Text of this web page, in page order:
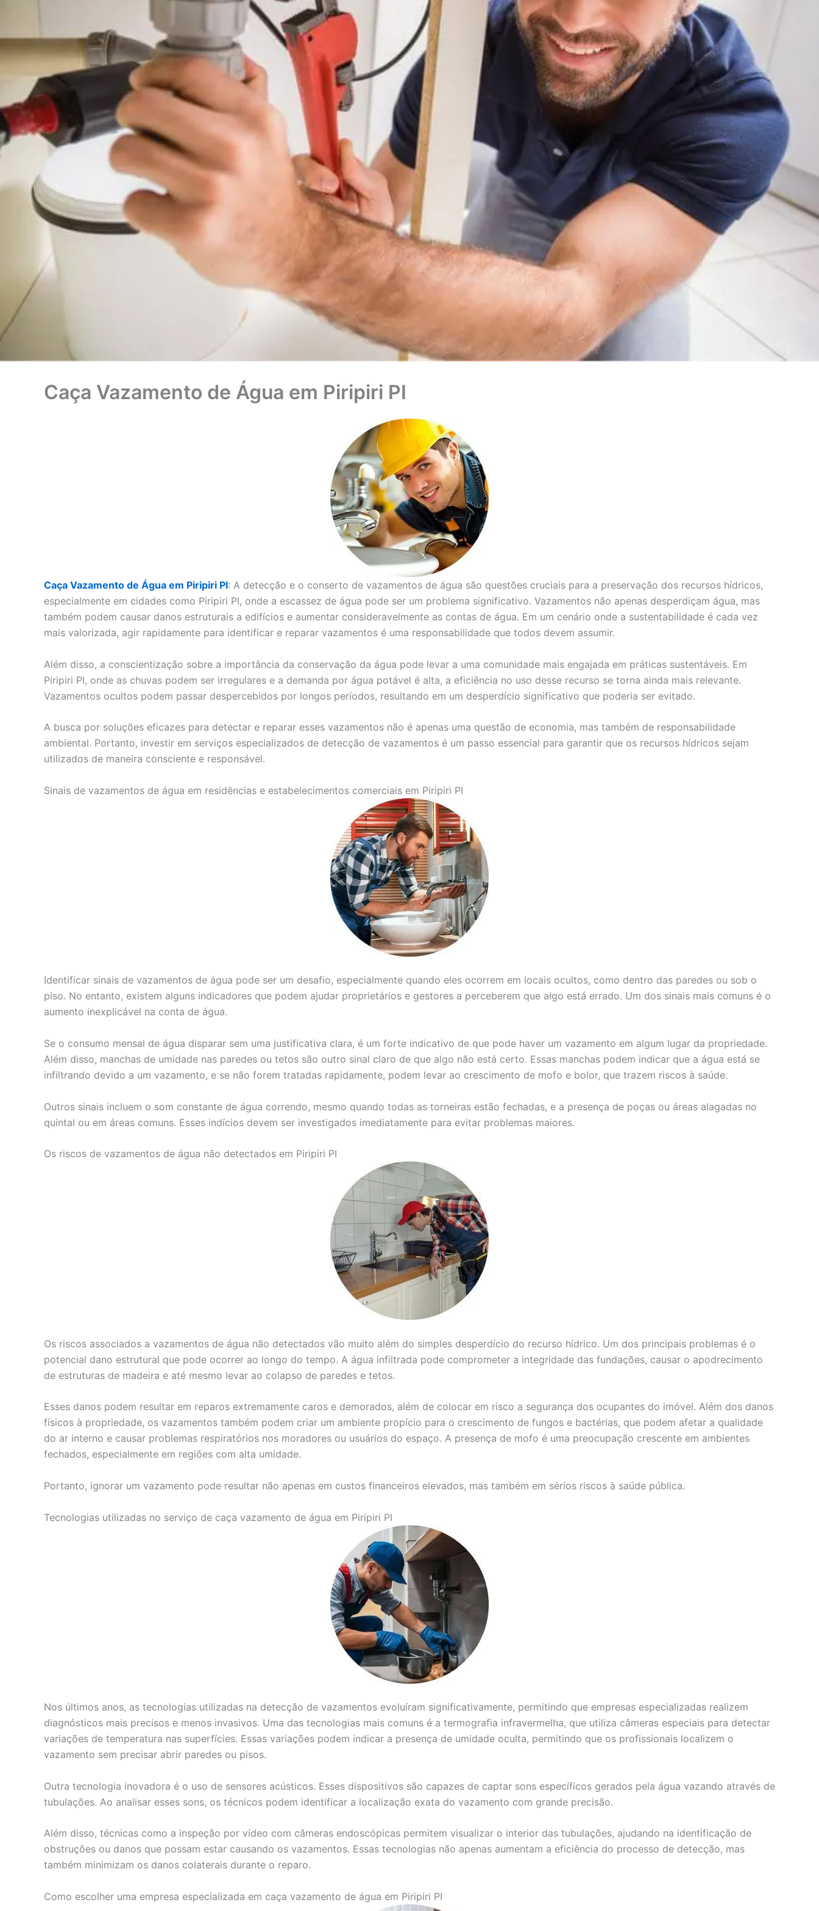
Caça Vazamento de Água em Piripiri PI
Caça Vazamento de Água em Piripiri PI: A detecção e o conserto de vazamentos de água são questões cruciais para a preservação dos recursos hídricos,
especialmente em cidades como Piripiri PI, onde a escassez de água pode ser um problema significativo. Vazamentos não apenas desperdiçam água, mas
também podem causar danos estruturais a edifícios e aumentar consideravelmente as contas de água. Em um cenário onde a sustentabilidade é cada vez
mais valorizada, agir rapidamente para identificar e reparar vazamentos é uma responsabilidade que todos devem assumir.
Além disso, a conscientização sobre a importância da conservação da água pode levar a uma comunidade mais engajada em práticas sustentáveis. Em
Piripiri PI, onde as chuvas podem ser irregulares e a demanda por água potável é alta, a eficiência no uso desse recurso se torna ainda mais relevante.
Vazamentos ocultos podem passar despercebidos por longos períodos, resultando em um desperdício significativo que poderia ser evitado.
A busca por soluções eficazes para detectar e reparar esses vazamentos não é apenas uma questão de economia, mas também de responsabilidade
ambiental. Portanto, investir em serviços especializados de detecção de vazamentos é um passo essencial para garantir que os recursos hídricos sejam
utilizados de maneira consciente e responsável.
Sinais de vazamentos de água em residências e estabelecimentos comerciais em Piripiri PI
Identificar sinais de vazamentos de água pode ser um desafio, especialmente quando eles ocorrem em locais ocultos, como dentro das paredes ou sob o
piso. No entanto, existem alguns indicadores que podem ajudar proprietários e gestores a perceberem que algo está errado. Um dos sinais mais comuns é o
aumento inexplicável na conta de água.
Se o consumo mensal de água disparar sem uma justificativa clara, é um forte indicativo de que pode haver um vazamento em algum lugar da propriedade.
Além disso, manchas de umidade nas paredes ou tetos são outro sinal claro de que algo não está certo. Essas manchas podem indicar que a água está se
infiltrando devido a um vazamento, e se não forem tratadas rapidamente, podem levar ao crescimento de mofo e bolor, que trazem riscos à saúde.
Outros sinais incluem o som constante de água correndo, mesmo quando todas as torneiras estão fechadas, e a presença de poças ou áreas alagadas no
quintal ou em áreas comuns. Esses indícios devem ser investigados imediatamente para evitar problemas maiores.
Os riscos de vazamentos de água não detectados em Piripiri PI
Os riscos associados a vazamentos de água não detectados vão muito além do simples desperdício do recurso hídrico. Um dos principais problemas é o
potencial dano estrutural que pode ocorrer ao longo do tempo. A água infiltrada pode comprometer a integridade das fundações, causar o apodrecimento
de estruturas de madeira e até mesmo levar ao colapso de paredes e tetos.
Esses danos podem resultar em reparos extremamente caros e demorados, além de colocar em risco a segurança dos ocupantes do imóvel. Além dos danos
físicos à propriedade, os vazamentos também podem criar um ambiente propício para o crescimento de fungos e bactérias, que podem afetar a qualidade
do ar interno e causar problemas respiratórios nos moradores ou usuários do espaço. A presença de mofo é uma preocupação crescente em ambientes
fechados, especialmente em regiões com alta umidade.
Portanto, ignorar um vazamento pode resultar não apenas em custos financeiros elevados, mas também em sérios riscos à saúde pública.
Tecnologias utilizadas no serviço de caça vazamento de água em Piripiri PI
Nos últimos anos, as tecnologias utilizadas na detecção de vazamentos evoluíram significativamente, permitindo que empresas especializadas realizem
diagnósticos mais precisos e menos invasivos. Uma das tecnologias mais comuns é a termografia infravermelha, que utiliza câmeras especiais para detectar
variações de temperatura nas superfícies. Essas variações podem indicar a presença de umidade oculta, permitindo que os profissionais localizem o
vazamento sem precisar abrir paredes ou pisos.
Outra tecnologia inovadora é o uso de sensores acústicos. Esses dispositivos são capazes de captar sons específicos gerados pela água vazando através de
tubulações. Ao analisar esses sons, os técnicos podem identificar a localização exata do vazamento com grande precisão.
Além disso, técnicas como a inspeção por vídeo com câmeras endoscópicas permitem visualizar o interior das tubulações, ajudando na identificação de
obstruções ou danos que possam estar causando os vazamentos. Essas tecnologias não apenas aumentam a eficiência do processo de detecção, mas
também minimizam os danos colaterais durante o reparo.
Como escolher uma empresa especializada em caça vazamento de água em Piripiri PI